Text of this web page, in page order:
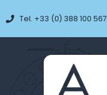
Tel. +33 (0) 388 100 567